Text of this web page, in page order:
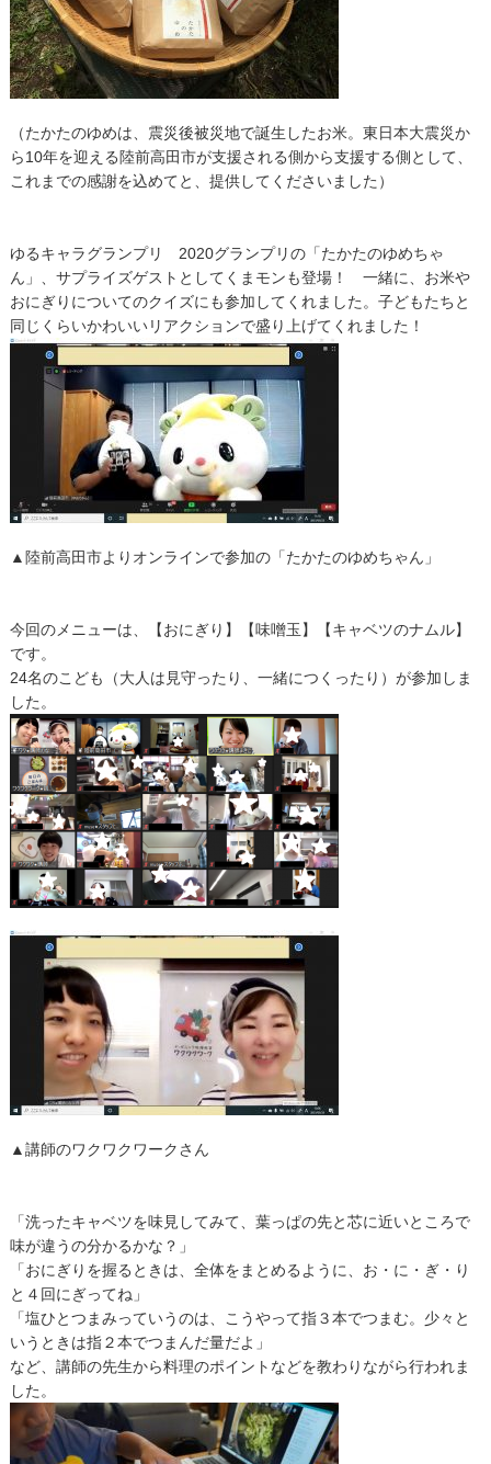
（たかたのゆめは、震災後被災地で誕生したお米。東日本大震災か
ら10年を迎える陸前高田市が支援される側から支援する側として、
これまでの感謝を込めてと、提供してくださいました）
ゆるキャラグランプリ 2020グランプリの「たかたのゆめちゃ
ん」、サプライズゲストとしてくまモンも登場！ 一緒に、お米や
おにぎりについてのクイズにも参加してくれました。子どもたちと
同じくらいかわいいリアクションで盛り上げてくれました！
▲陸前高田市よりオンラインで参加の「たかたのゆめちゃん」
今回のメニューは、【おにぎり】【味噌玉】【キャベツのナムル】
です。
24名のこども（大人は見守ったり、一緒につくったり）が参加しま
した。
▲講師のワクワクワークさん
「洗ったキャベツを味見してみて、葉っぱの先と芯に近いところで
味が違うの分かるかな？」
「おにぎりを握るときは、全体をまとめるように、お・に・ぎ・り
と４回にぎってね」
「塩ひとつまみっていうのは、こうやって指３本でつまむ。少々と
いうときは指２本でつまんだ量だよ」
など、講師の先生から料理のポイントなどを教わりながら行われま
した。